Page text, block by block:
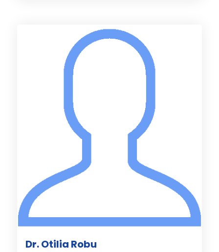
Dr. Otilia Robu